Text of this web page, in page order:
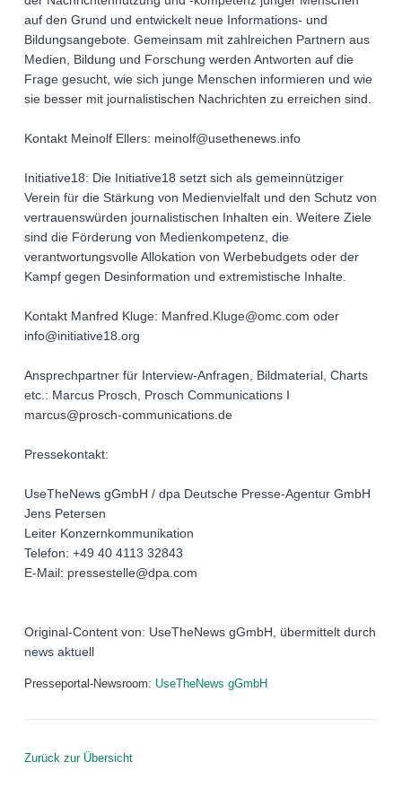
auf den Grund und entwickelt neue Informations- und
Bildungsangebote. Gemeinsam mit zahlreichen Partnern aus
Medien, Bildung und Forschung werden Antworten auf die
Frage gesucht, wie sich junge Menschen informieren und wie
sie besser mit journalistischen Nachrichten zu erreichen sind.
Kontakt Meinolf Ellers: meinolf@usethenews.info
Initiative18: Die Initiative18 setzt sich als gemeinnütziger
Verein für die Stärkung von Medienvielfalt und den Schutz von
vertrauenswürden journalistischen Inhalten ein. Weitere Ziele
sind die Förderung von Medienkompetenz, die
verantwortungsvolle Allokation von Werbebudgets oder der
Kampf gegen Desinformation und extremistische Inhalte.
Kontakt Manfred Kluge: Manfred.Kluge@omc.com oder
info@initiative18.org
Ansprechpartner für Interview-Anfragen, Bildmaterial, Charts
etc.: Marcus Prosch, Prosch Communications I
marcus@prosch-communications.de
Pressekontakt:
UseTheNews gGmbH / dpa Deutsche Presse-Agentur GmbH
Jens Petersen
Leiter Konzernkommunikation
Telefon: +49 40 4113 32843
E-Mail: pressestelle@dpa.com
Original-Content von: UseTheNews gGmbH, übermittelt durch
news aktuell
Presseportal-Newsroom: UseTheNews gGmbH
Zurück zur Übersicht